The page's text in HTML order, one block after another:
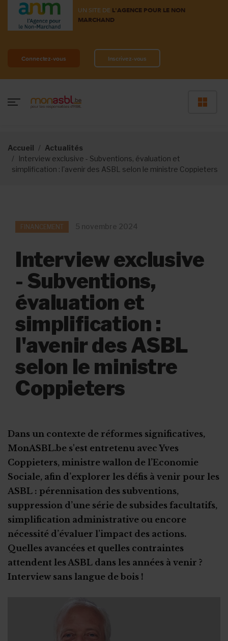
UN SITE DE L'AGENCE POUR LE NON
MARCHAND
Connectez-vous Inscrivez-vous
Accueil
Actualités
Interview exclusive - Subventions, évaluation et
simplification : l'avenir des ASBL selon le ministre Coppieters
FINANCEMENT 5 novembre 2024
Interview exclusive
- Subventions,
évaluation et
simplification :
l'avenir des ASBL
selon le ministre
Coppieters
Dans un contexte de réformes significatives,
MonASBL.be s'est entretenu avec Yves
Coppieters, ministre wallon de l’Economie
Sociale, afin d’explorer les défis à venir pour les
ASBL : pérennisation des subventions,
suppression d’une série de subsides facultatifs,
simplification administrative ou encore
nécessité d’évaluer l’impact des actions.
Quelles avancées et quelles contraintes
attendent les ASBL dans les années à venir ?
Interview sans langue de bois !